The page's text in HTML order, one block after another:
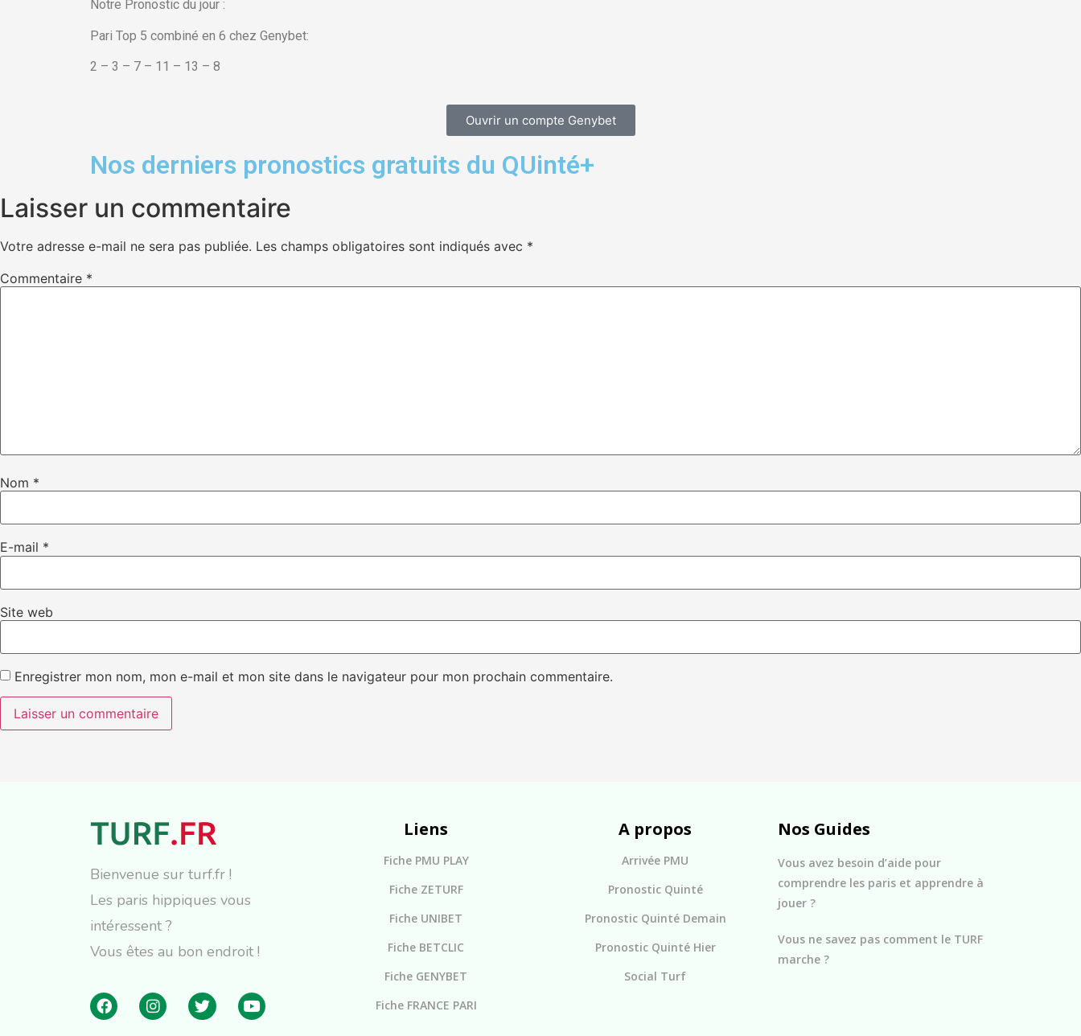
Notre Pronostic du jour :
Pari Top 5 combiné en 6 chez Genybet:
2 – 3 – 7 – 11 – 13 – 8
Ouvrir un compte Genybet
Nos derniers pronostics gratuits du QUinté+
Laisser un commentaire
Votre adresse e-mail ne sera pas publiée. Les champs obligatoires sont indiqués avec *
Commentaire *
Nom *
E-mail *
Site web
Enregistrer mon nom, mon e-mail et mon site dans le navigateur pour mon prochain commentaire.
Bienvenue sur turf.fr !
Les paris hippiques vous
intéressent ?
Vous êtes au bon endroit !
Liens
Fiche PMU PLAY
Fiche ZETURF
Fiche UNIBET
Fiche BETCLIC
Fiche GENYBET
Fiche FRANCE PARI
A propos
Arrivée PMU
Pronostic Quinté
Pronostic Quinté Demain
Pronostic Quinté Hier
Social Turf
Nos Guides
Vous avez besoin d’aide pour
comprendre les paris et apprendre à
jouer ?
Vous ne savez pas comment le TURF
marche ?